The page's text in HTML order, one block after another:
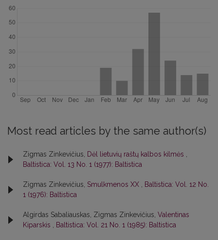
Most read articles by the same author(s)
Zigmas Zinkevičius, Dėl lietuvių raštų kalbos kilmės
Baltistica: Vol. 13 No. 1 (1977): Baltistica
Zigmas Zinkevičius, Smulkmenos XX
Baltistica: Vol. 12 No.
1 (1976): Baltistica
Algirdas Sabaliauskas, Zigmas Zinkevičius, Valentinas
Kiparskis
Baltistica: Vol. 21 No. 1 (1985): Baltistica